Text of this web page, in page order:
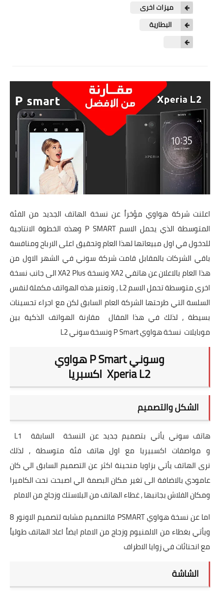
العملات الرقمية
ميزات اخرى
البطارية
اعلنت شركة هواوي مؤخراُ عن نسخة الهاتف الجديد من الفئة
المتوسطة الذي يحمل الاسم P SMART وهذه الخطوة الانتاجية
للدخول في اول مبيعاتها لهذا العام وتحقيق اعلى الارباح ومنافسة
باقي الشركات بالمقابل قامت شركة سوني في الشهر الاول من
هذا العام بالاعلان عن هاتفي XA2 ونسخة XA2 Plus الى جانب نسخة
اخرى متوسطة تحمل الاسم L2 , وتعتبر هذه الهواتف مكملة لنفس
السلسة التي طرحتها الشركة العام السابق لكن مع اجراء تحسينات
بسيطة , لذلك في هذا المقال
مقارنة الهواتف الذكية بين
موبايلات نسخة هواوي P Smart ونسخة سوني L2
هواوي P Smart وسوني
اكسبريا Xperia L2
الشكل والتصميم
هاتف سوني يأتي بتصميم جديد عن النسخة السابقة
L1
و مواصفات اكسبيريا مع اول هاتف فئة متوسطة , لذلك
نرى الهاتف يأتي بزاويا منحينة اكثر عن التصميم السابق الي كان
عامودي بالاضافة الى تغير مكان البصمة الي اصبحت تحت الكاميرا
ومكان الفلاش بجانبها , غطاء الهاتف من البلاستك وزجاج من الامام
اما عن نسخة هواويPSMART
فالتصميم مشابه لتصميم الاونور 8
ويأتي بغطاء من الالمنيوم وزجاج من الامام ايضاُ اعاد الهاتف طولياُ
مع انحنائات في زوايا الاطراف
الشاشة